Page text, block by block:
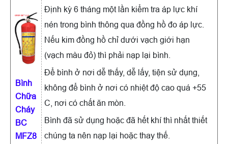
Bình
Chữa
Cháy
BC
MFZ8
Định kỳ 6 tháng một lần kiểm tra áp lực khí
nén trong bình thông qua đồng hồ đo áp lực.
Nếu kim đồng hồ chỉ dưới vạch giới hạn
(vạch màu đỏ) thì phải nạp lại bình.
Để bình ở nơi dễ thấy, dễ lấy, tiện sử dụng,
không để bình ở nơi có nhiệt độ cao quá +55
C, nơi có chất ăn mòn.
Bình đã sử dụng hoặc đã hết khí thì nhất thiết
chúng ta nên nạp lại hoặc thay thế.